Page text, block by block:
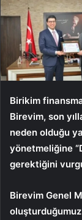
Birikim
Birevim, son
neden olduğu
yönetmeliğine
gerektiğini
Birevim Genel